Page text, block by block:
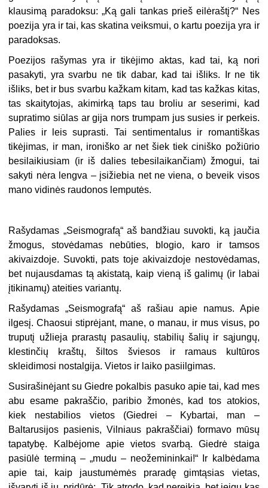
klausimą paradoksu: „Ką gali tankas prieš eilėraštį?“ Nes
poezija yra ir tai, kas skatina veiksmui, o kartu poezija yra ir
paradoksas.
Poezijos rašymas yra ir tikėjimo aktas, kad tai, ką nori
pasakyti, yra svarbu ne tik dabar, kad tai išliks. Ir ne tik
išliks, bet ir bus svarbu kažkam kitam, kad tas kažkas kitas,
tas skaitytojas, akimirką taps tau broliu ar seserimi, kad
supratimo siūlas ar gija nors trumpam jus susies ir perkeis.
Palies ir leis suprasti. Tai sentimentalus ir romantiškas
tikėjimas, ir man, ironiško ar net šiek tiek ciniško požiūrio
besilaikiusiam (ir iš dalies tebesilaikančiam) žmogui, tai
sakyti nėra lengva – įsižiebia net ne viena, o beveik visos
mano vidinės raudonos lemputės.
Rašydamas „Seismografą“ aš bandžiau suvokti, ką jaučia
žmogus, stovėdamas nebūties, blogio, karo ir tamsos
akivaizdoje. Suvokti, pats toje akivaizdoje nestovėdamas,
bet nujausdamas tą akistatą, kaip vieną iš galimų (ir labai
įtikinamų) ateities variantų.
Rašydamas „Seismografą“ aš rašiau apie namus. Apie
ilgesį. Chaosui stiprėjant, mane, o manau, ir mus visus, po
truputį užlieja prarastų pasaulių, stabilių šalių ir sąjungų,
klestinčių kraštų, šiltos šviesos ir ramaus kultūros
skleidimosi nostalgija. Vietos ir laiko pasiilgimas.
Susirašinėjant su Giedre pokalbis pasuko apie tai, kad mes
abu esame pakraščio, paribio žmonės, kad tos atokios,
kiek nestabilios vietos (Giedrei – Kybartai, man –
Baltarusijos pasienis, Vilniaus pakraščiai) formavo mūsų
tapatybę. Kalbėjome apie vietos svarbą. Giedrė staiga
pasiūlė terminą – „mudu – neožemininkai!“ Ir kalbėdama
apie tai, kaip jaustumėmės praradę gimtąsias vietas,